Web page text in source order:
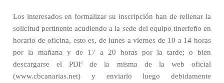
Los interesados en formalizar su inscripción han de rellenar la
solicitud pertinente acudiendo a la sede del equipo tinerfeño en
horario de oficina, esto es, de lunes a viernes de 10 a 14 horas
por la mañana y de 17 a 20 horas por la tarde; o bien
descargarse el PDF de la misma de la web oficial
(www.cbcanarias.net) y enviarlo luego debidamente